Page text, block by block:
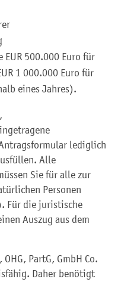
EUR 500.000 Euro für
1 000.000 Euro für
eines Jahres).
lediglich
Alle
Sie für alle zur
Personen
Für die juristische
Auszug aus dem
PartG, GmbH Co.
Daher benötigt